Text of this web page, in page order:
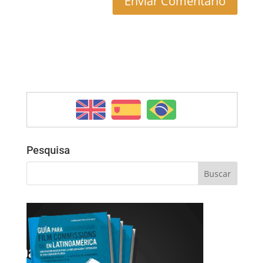
Pesquisa